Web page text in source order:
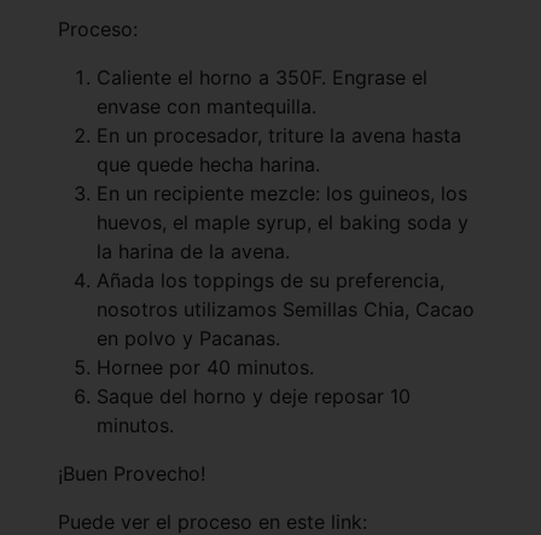
Proceso:
Caliente el horno a 350F. Engrase el
envase con mantequilla.
En un procesador, triture la avena hasta
que quede hecha harina.
En un recipiente mezcle: los guineos, los
huevos, el maple syrup, el baking soda y
la harina de la avena.
Añada los toppings de su preferencia,
nosotros utilizamos Semillas Chia, Cacao
en polvo y Pacanas.
Hornee por 40 minutos.
Saque del horno y deje reposar 10
minutos.
¡Buen Provecho!
Puede ver el proceso en este link: